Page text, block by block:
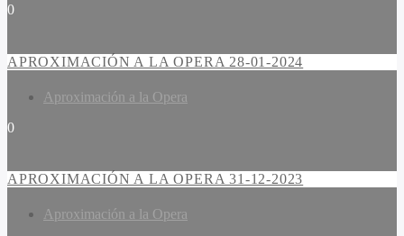
0
APROXIMACIÓN A LA OPERA 28-01-2024
Aproximación a la Opera
0
APROXIMACIÓN A LA OPERA 31-12-2023
Aproximación a la Opera